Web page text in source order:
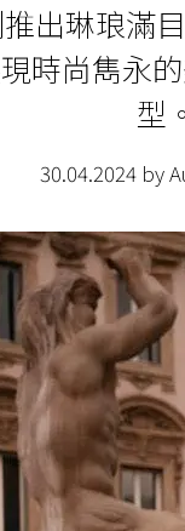
出琳琅滿
時尚雋永
型。
30.04.2024 by